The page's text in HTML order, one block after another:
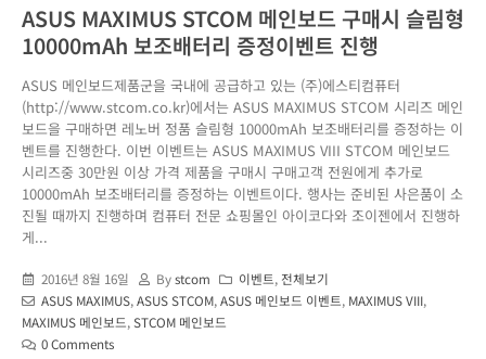
ASUS MAXIMUS STCOM 메인보드 구매시 슬림형
10000mAh 보조배터리 증정이벤트 진행
ASUS 메인보드제품군을 국내에 공급하고 있는 (주)에스티컴퓨터
(http://www.stcom.co.kr)에서는 ASUS MAXIMUS STCOM 시리즈 메인
보드을 구매하면 레노버 정품 슬림형 10000mAh 보조배터리를 증정하는 이
벤트를 진행한다. 이번 이벤트는 ASUS MAXIMUS VIII STCOM 메인보드
시리즈중 30만원 이상 가격 제품을 구매시 구매고객 전원에게 추가로
10000mAh 보조배터리를 증정하는 이벤트이다. 행사는 준비된 사은품이 소
진될 때까지 진행하며 컴퓨터 전문 쇼핑몰인 아이코다와 조이젠에서 진행하
게...
2016년 8월 16일 Bystcom 이벤트, 전체보기
ASUS MAXIMUS,ASUS STCOM,ASUS 메인보드 이벤트, MAXIMUS VIII,
MAXIMUS 메인보드,STCOM 메인보드
0 Comments